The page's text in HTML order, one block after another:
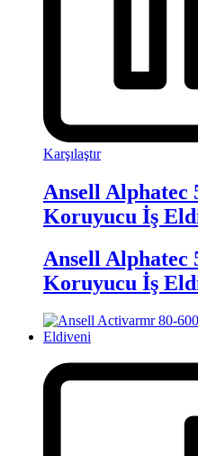
Karşılaştır
Ansell Alphatec
Koruyucu İş
Ansell Alphatec
Koruyucu İş